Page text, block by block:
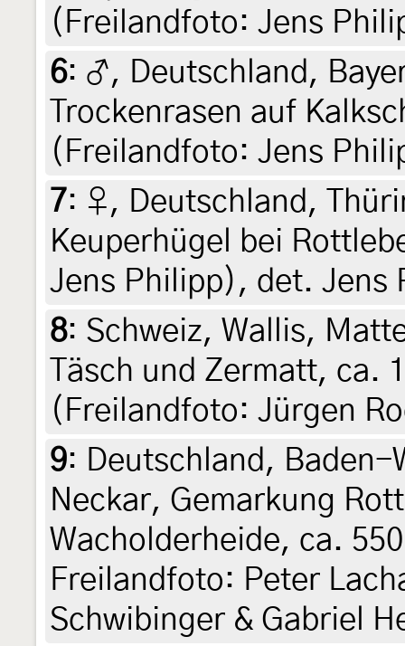
(Freilandfoto: Jens
6: ♂, Deutschland,
Trockenrasen auf
(Freilandfoto: Jens
7: ♀, Deutschland,
Keuperhügel bei
Jens Philipp), det. Jens
8: Schweiz, Wallis,
Täsch und Zermatt, ca.
(Freilandfoto: Jürgen
9: Deutschland,
Neckar, Gemarkung
Wacholderheide, ca.
Freilandfoto: Peter
Schwibinger & Gabriel